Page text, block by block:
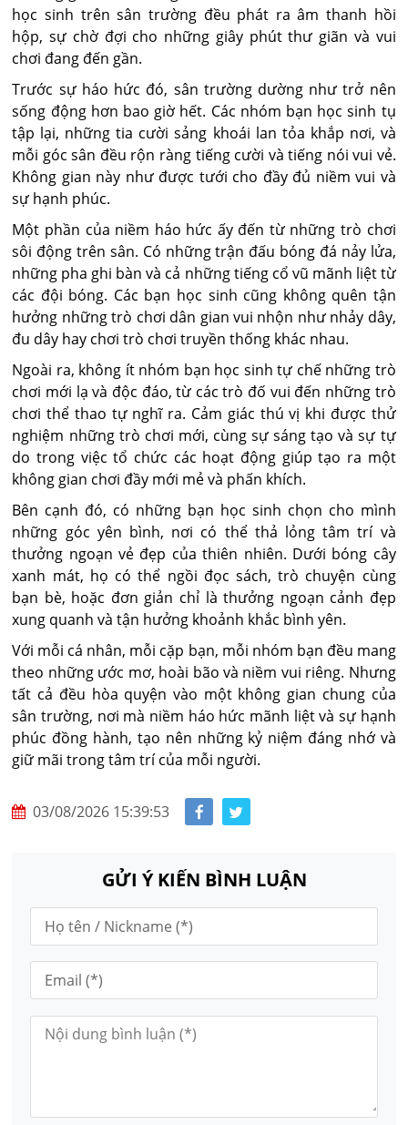
học sinh trên sân trường đều phát ra âm thanh hồi
hộp, sự chờ đợi cho những giây phút thư giãn và vui
chơi đang đến gần.
Trước sự háo hức đó, sân trường dường như trở nên
sống động hơn bao giờ hết. Các nhóm bạn học sinh tụ
tập lại, những tia cười sảng khoái lan tỏa khắp nơi, và
mỗi góc sân đều rộn ràng tiếng cười và tiếng nói vui vẻ.
Không gian này như được tưới cho đầy đủ niềm vui và
sự hạnh phúc.
Một phần của niềm háo hức ấy đến từ những trò chơi
sôi động trên sân. Có những trận đấu bóng đá nảy lửa,
những pha ghi bàn và cả những tiếng cổ vũ mãnh liệt từ
các đội bóng. Các bạn học sinh cũng không quên tận
hưởng những trò chơi dân gian vui nhộn như nhảy dây,
đu dây hay chơi trò chơi truyền thống khác nhau.
Ngoài ra, không ít nhóm bạn học sinh tự chế những trò
chơi mới lạ và độc đáo, từ các trò đố vui đến những trò
chơi thể thao tự nghĩ ra. Cảm giác thú vị khi được thử
nghiệm những trò chơi mới, cùng sự sáng tạo và sự tự
do trong việc tổ chức các hoạt động giúp tạo ra một
không gian chơi đầy mới mẻ và phấn khích.
Bên cạnh đó, có những bạn học sinh chọn cho mình
những góc yên bình, nơi có thể thả lỏng tâm trí và
thưởng ngoạn vẻ đẹp của thiên nhiên. Dưới bóng cây
xanh mát, họ có thể ngồi đọc sách, trò chuyện cùng
bạn bè, hoặc đơn giản chỉ là thưởng ngoạn cảnh đẹp
xung quanh và tận hưởng khoảnh khắc bình yên.
Với mỗi cá nhân, mỗi cặp bạn, mỗi nhóm bạn đều mang
theo những ước mơ, hoài bão và niềm vui riêng. Nhưng
tất cả đều hòa quyện vào một không gian chung của
sân trường, nơi mà niềm háo hức mãnh liệt và sự hạnh
phúc đồng hành, tạo nên những kỷ niệm đáng nhớ và
giữ mãi trong tâm trí của mỗi người.
03/08/2026 15:39:53
GỬI Ý KIẾN BÌNH LUẬN